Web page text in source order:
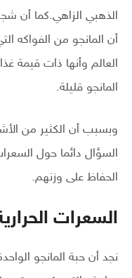
الذهبي الزاهي.كما أن
أن المانجو من الفواكه
العالم وأنها ذات قيمة
المانجو قليلة.
وبسبب أن الكثير من
السؤال دائما حول
الحفاظ على وزنهم.
السعرات